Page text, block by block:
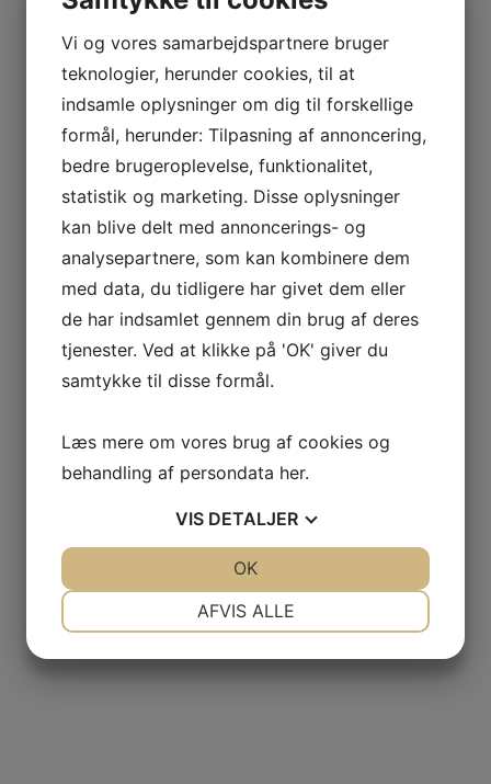
Vi og vores samarbejdspartnere bruger
teknologier, herunder cookies, til at
indsamle oplysninger om dig til forskellige
formål, herunder: Tilpasning af annoncering,
bedre brugeroplevelse, funktionalitet,
statistik og marketing. Disse oplysninger
kan blive delt med annoncerings- og
analysepartnere, som kan kombinere dem
med data, du tidligere har givet dem eller
de har indsamlet gennem din brug af deres
tjenester. Ved at klikke på 'OK' giver du
samtykke til disse formål.
Læs mere om vores brug af cookies og
behandling af persondata her.
VIS DETALJER
AFVIS ALLE
OK